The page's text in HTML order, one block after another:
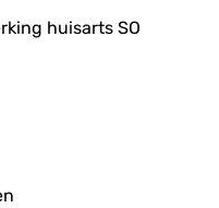
huisarts SO